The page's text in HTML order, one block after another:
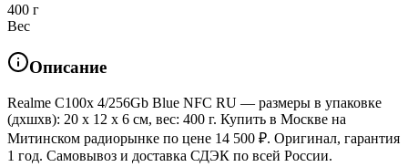
400 г
Вес
Описание
Realme C100x 4/256Gb Blue NFC RU — размеры в упаковке
(дхшхв): 20 x 12 x 6 см, вес: 400 г. Купить в Москве на
Митинском радиорынке по цене 14 500 ₽. Оригинал, гарантия
1 год. Самовывоз и доставка СДЭК по всей России.